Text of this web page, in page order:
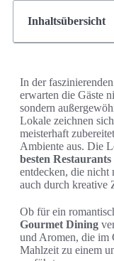
Inhaltsübersicht
In der
erwarten die Gäste
sondern
Lokale zeichnen
meisterhaft
Ambiente aus. Die
besten
entdecken, die nicht
auch durch kreative
Ob für ein
Gourmet Dining
und Aromen, die im
Mahlzeit zu einem